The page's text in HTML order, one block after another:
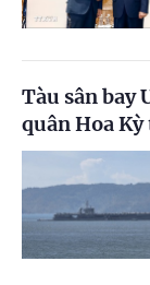
Tàu sân bay
quân Hoa